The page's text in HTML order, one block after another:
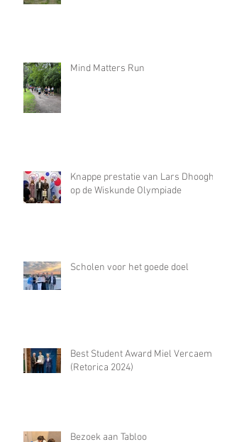
Mind Matters Run
Knappe prestatie van Lars Dhooghe
op de Wiskunde Olympiade
Scholen voor het goede doel
Best Student Award Miel Vercaemst
(Retorica 2024)
Bezoek aan Tabloo